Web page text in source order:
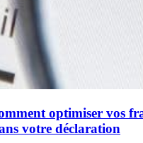
optimiser vos
votre déclaration